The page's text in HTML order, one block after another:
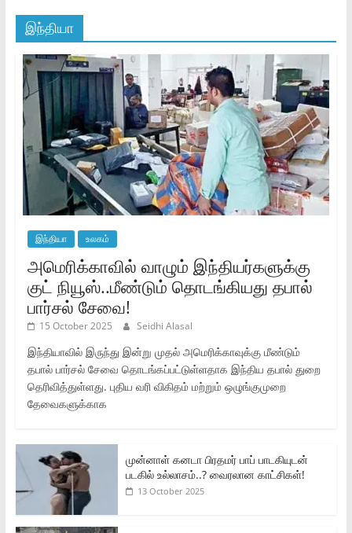
இந்தியா
இந்தியா உலகம்
அமெரிக்காவில் வாழும் இந்தியர்களுக்கு
குட் நியூஸ்..மீண்டும் தொடங்கியது தபால்
பார்சல் சேவை!
15 October 2025 Seidhi Alasal
இந்தியாவில் இருந்து இன்று முதல் அமெரிக்காவுக்கு மீண்டும்
தபால் பார்சல் சேவை தொடங்கப்பட்டுள்ளதாக இந்திய தபால் துறை
தெரிவித்துள்ளது. புதிய வரி விகிதம் மற்றும் ஒழுங்குமுறை
தேவைகளுக்காக
முன்னாள் கனடா பிரதமர் பாப் பாடகியுடன்
படகில் உல்லாசம்..? வைரலான காட்சிகள்!
13 October 2025